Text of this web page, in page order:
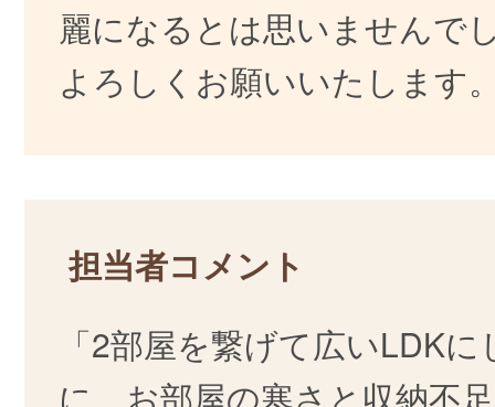
麗になるとは思いませんで
よろしくお願いいたします
担当者コメント
「2部屋を繋げて広いLDK
に、お部屋の寒さと収納不